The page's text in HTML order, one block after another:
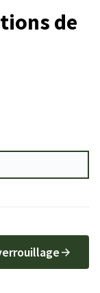
de